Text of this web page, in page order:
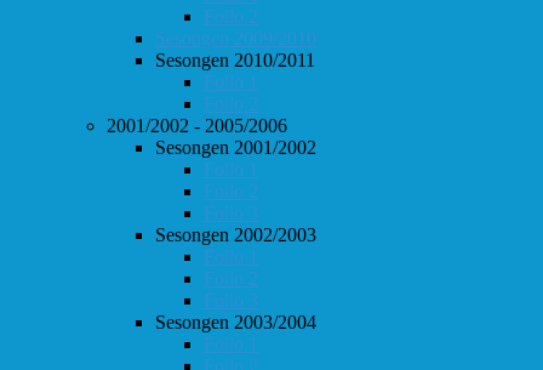
Follo 2
Sesongen 2009/2010
Sesongen 2010/2011
Follo 1
Follo 2
2001/2002 - 2005/2006
Sesongen 2001/2002
Follo 1
Follo 2
Follo 3
Sesongen 2002/2003
Follo 1
Follo 2
Follo 3
Sesongen 2003/2004
Follo 1
Follo 2